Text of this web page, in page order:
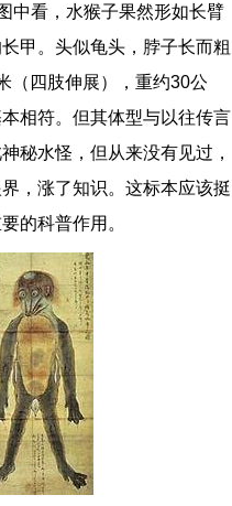
中看，水猴子果然形如长臂
甲。头似龟头，脖子长而粗
（四肢伸展），重约30公
相符。但其体型与以往传言
秘水怪，但从来没有见过，
，涨了知识。这标本应该挺
的科普作用。